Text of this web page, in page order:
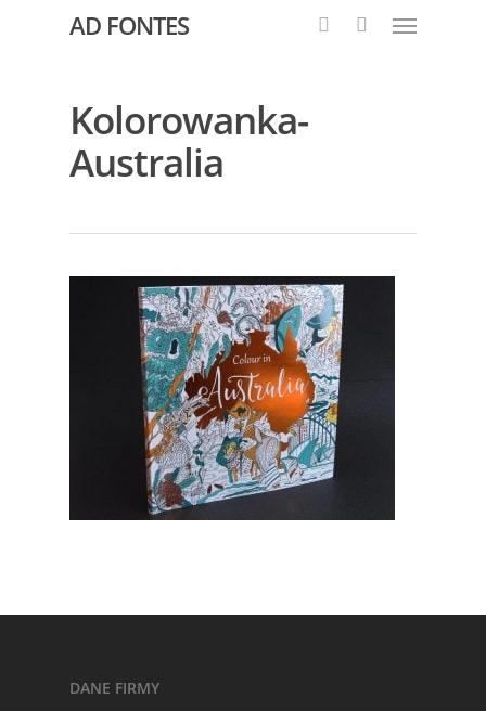
AD FONTES
Kolorowanka-
Australia
DANE FIRMY